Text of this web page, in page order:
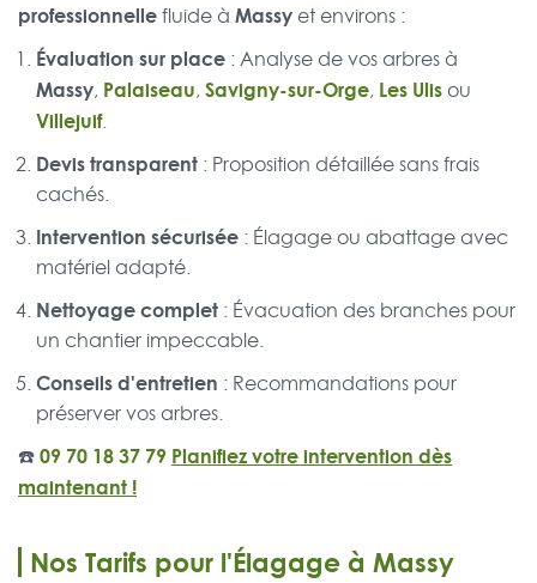
professionnellefluide à Massy et environs :
Évaluation sur place : Analyse de vos arbres à
Massy, Palaiseau, Savigny-sur-Orge, Les Ulisou
Villejuif.
Devis transparent : Proposition détaillée sans frais
cachés.
Intervention sécurisée : Élagage ou abattage avec
matériel adapté.
Nettoyage complet : Évacuation des branches pour
un chantier impeccable.
Conseils d'entretien : Recommandations pour
préserver vos arbres.
☎️09 70 18 37 79 Planifiez votre intervention dès
maintenant !
Nos Tarifs pour l'Élagage à Massy